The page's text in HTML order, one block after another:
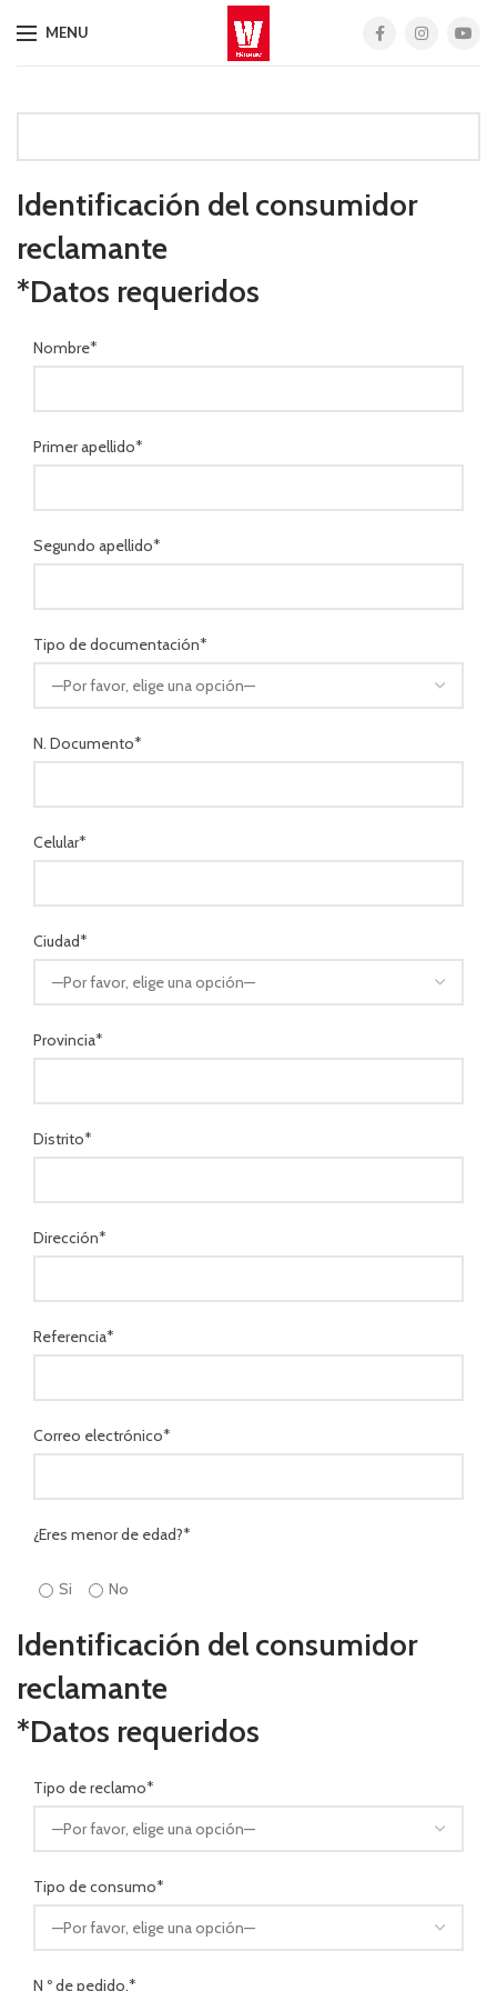
MENU
Identificación del consumidor
reclamante
*Datos requeridos
Nombre*
Primer apellido*
Segundo apellido*
Tipo de documentación*
N. Documento*
Celular*
Ciudad*
Provincia*
Distrito*
Dirección*
Referencia*
Correo electrónico*
¿Eres menor de edad?*
Si No
Identificación del consumidor
reclamante
*Datos requeridos
Tipo de reclamo*
Tipo de consumo*
N º de pedido.*